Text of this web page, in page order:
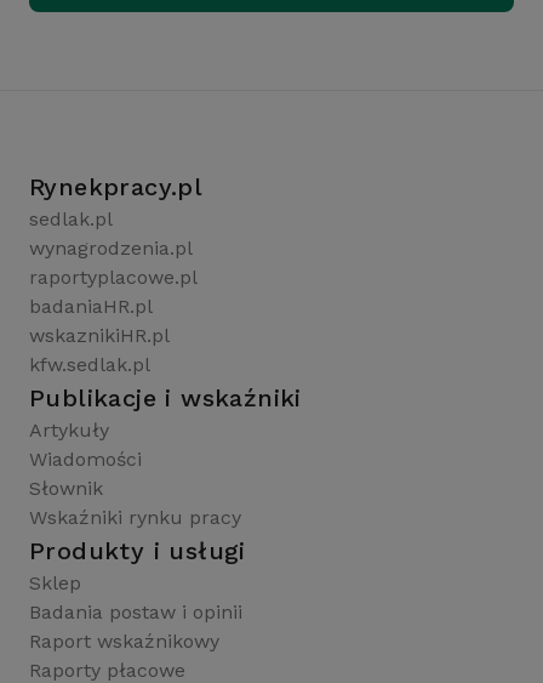
Rynekpracy.pl
sedlak.pl
wynagrodzenia.pl
raportyplacowe.pl
badaniaHR.pl
wskaznikiHR.pl
kfw.sedlak.pl
Publikacje i wskaźniki
Artykuły
Wiadomości
Słownik
Wskaźniki rynku pracy
Produkty i usługi
Sklep
Badania postaw i opinii
Raport wskaźnikowy
Raporty płacowe